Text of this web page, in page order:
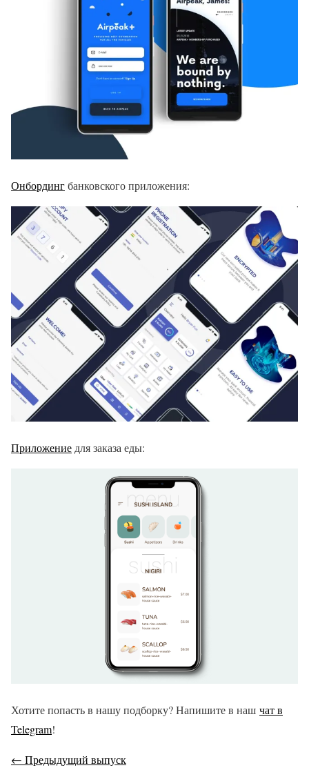
Онбордингбанковского приложения:
Приложение для заказа еды:
Хотите попасть в нашу подборку? Напишите в наш чат в
Telegram!
← Предыдущий выпуск